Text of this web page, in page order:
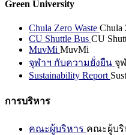
Green University
Chula Zero Waste Chula
CU Shuttle Bus CU
MuvMi MuvMi
จุฬาฯ กับความยั่งยืน จุ
Sustainability Report
การบริหาร
คณะผู้บริหาร คณะผู้บริ